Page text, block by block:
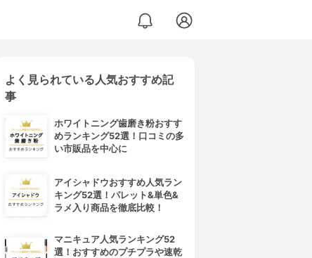
よく見られている人気おすすめ記
事
ホワイトニング歯磨き粉おすす
めランキング52選！口コミの多
い市販品を中心に
アイシャドウおすすめ人気ラン
キング52選！パレット&単色&
ラメ入り商品を徹底比較！
マニキュア人気ランキング52
選！おすすめのプチプラや速乾